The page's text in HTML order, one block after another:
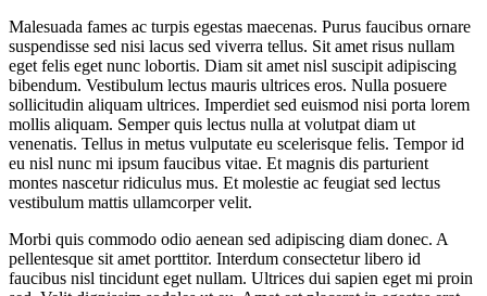
Malesuada fames ac turpis egestas maecenas. Purus faucibus ornare
suspendisse sed nisi lacus sed viverra tellus. Sit amet risus nullam
eget felis eget nunc lobortis. Diam sit amet nisl suscipit adipiscing
bibendum. Vestibulum lectus mauris ultrices eros. Nulla posuere
sollicitudin aliquam ultrices. Imperdiet sed euismod nisi porta lorem
mollis aliquam. Semper quis lectus nulla at volutpat diam ut
venenatis. Tellus in metus vulputate eu scelerisque felis. Tempor id
eu nisl nunc mi ipsum faucibus vitae. Et magnis dis parturient
montes nascetur ridiculus mus. Et molestie ac feugiat sed lectus
vestibulum mattis ullamcorper velit.
Morbi quis commodo odio aenean sed adipiscing diam donec. A
pellentesque sit amet porttitor. Interdum consectetur libero id
faucibus nisl tincidunt eget nullam. Ultrices dui sapien eget mi proin